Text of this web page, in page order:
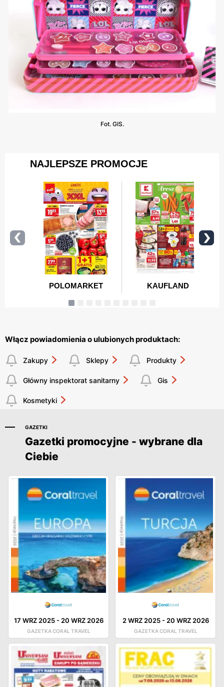
Fot. GIS.
Włącz powiadomienia o ulubionych produktach:
Zakupy Sklepy Produkty
Główny inspektorat sanitarny Gis
Kosmetyki
GAZETKI
Gazetki promocyjne - wybrane dla
Ciebie
17 WRZ 2025- 20 WRZ 2026
GAZETKA CORAL TRAVEL
2 WRZ 2025- 20 WRZ 2026
GAZETKA CORAL TRAVEL